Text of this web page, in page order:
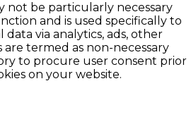
not be particularly necessary
and is used specifically to
via analytics, ads, other
termed as non-necessary
to procure user consent prior
on your website.